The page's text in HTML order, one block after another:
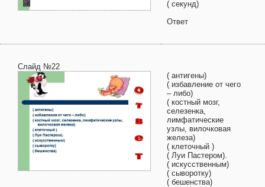
( секунд)
Ответ
Слайд №22
( антигены)
( избавление от чего
– либо)
( костный мозг,
селезенка,
лимфатические
узлы, вилочковая
железа)
( клеточный )
( Луи Пастером).
( искусственным)
( сыворотку)
( бешенства)